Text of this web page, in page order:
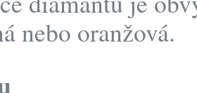
nebo oranžová.